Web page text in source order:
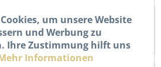
Kreidler Florett RS / K54 – 44mm
70ccm...mehr
um unsere Website
und Werbung zu
Ihre Zustimmung hilft uns
Informationen